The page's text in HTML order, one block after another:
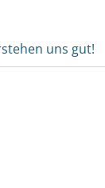
uns gut!